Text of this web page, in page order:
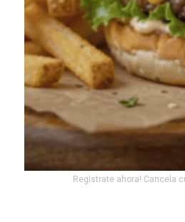
Registrate ahora! Cancela